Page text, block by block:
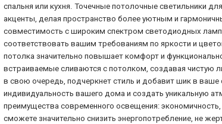
спальня или кухня. Точечные потолочные светильники
акценты, делая пространство более уютным и
совместимость с широким спектром светодиодных
соответствовать вашим требованиям по яркости и
потолка значительно повышает комфорт и
встраиваемые сливаются с потолком, создавая чистую
в свою очередь, подчеркнет стиль и добавит шик в
индивидуальность вашего дома и создать уникальную
преимущества современного освещения:
сможете значительно снизить энергопотребление, не